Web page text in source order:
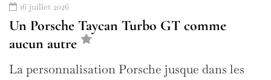
16 juillet 2026
Un Porsche Taycan Turbo GT comme
aucun autre
La personnalisation Porsche jusque dans les